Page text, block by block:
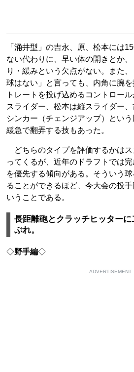
「涌井型」の吉永、原、松本には
ない代わりに、早い体の開きとか
り・緩みという欠点がない。また
球はない」と言っても、内角に腕
トレートを投げ込めるコントロー
スライダー、松本は縦スライダー
シンカー（チェンジアップ）とい
緩急で翻弄する技もあった。
どちらのタイプを評価するかはス
ってくるが、近年のドラフトでは完
を優先する傾向がある。そういう
ることができるほど、今大会の投
いうことである。
長距離砲とクラッチヒッター
ぶれ。
◇野手編◇
ADVERTISEMENT